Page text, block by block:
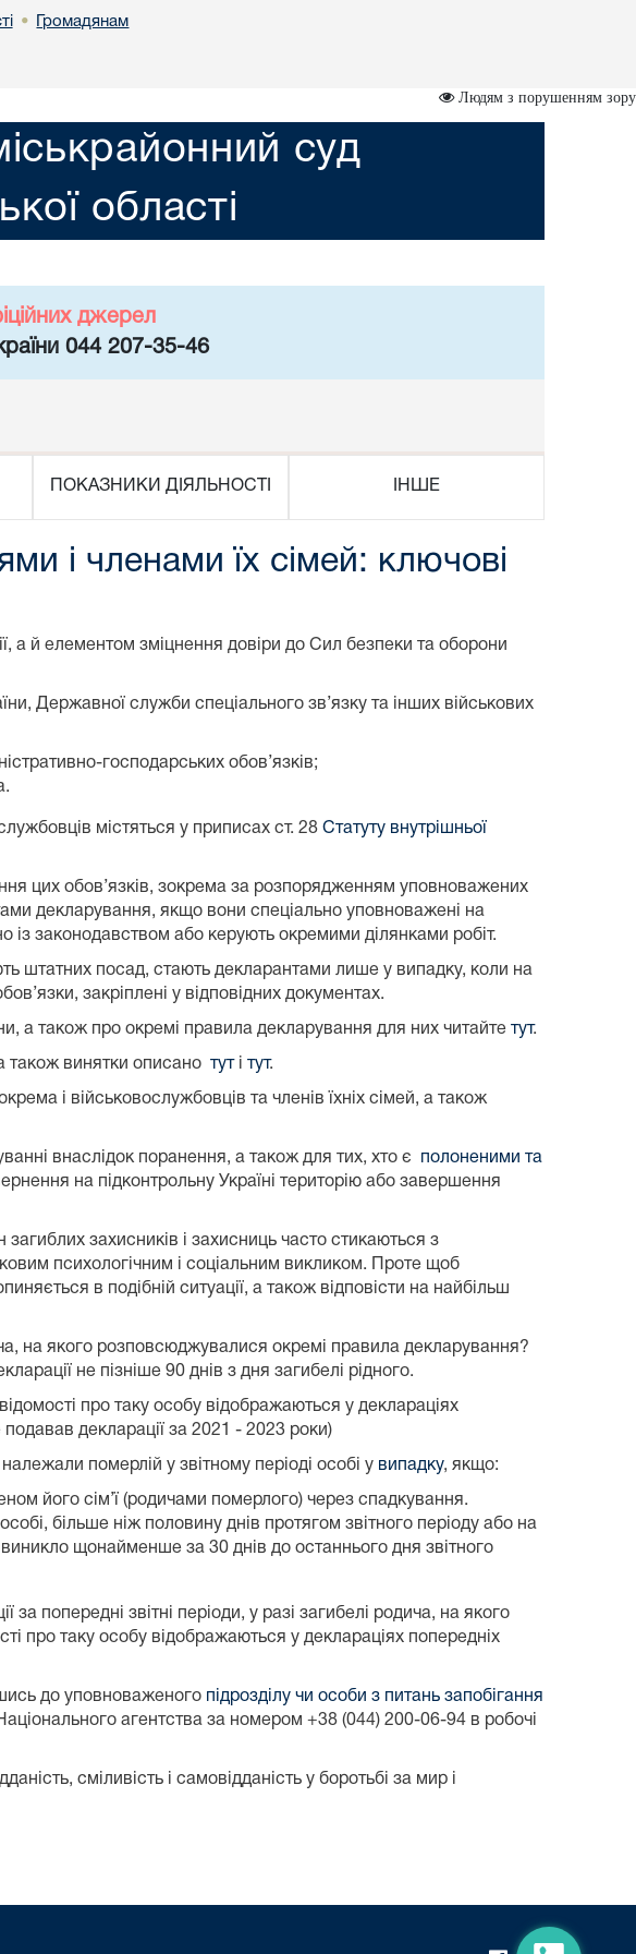
• Громадянам
Людям з порушенням зору
суд
області
джерел
044 207-35-46
ПОКАЗНИКИ ДІЯЛЬНОСТІ ІНШЕ
і членами їх сімей: ключові
а й елементом зміцнення довіри до Сил безпеки та оборони
Державної служби спеціального зв’язку та інших військових
господарських обов’язків;
містяться у приписах ст. 28 Статуту внутрішньої
цих обов’язків, зокрема за розпорядженням уповноважених
декларування, якщо вони спеціально уповноважені на
із законодавством або керують окремими ділянками робіт.
штатних посад, стають декларантами лише у випадку, коли на
закріплені у відповідних документах.
а також про окремі правила декларування для них читайте тут.
також винятки описано туті тут.
і військовослужбовців та членів їхніх сімей, а також
внаслідок поранення, а також для тих, хто є полоненими та
на підконтрольну Україні територію або завершення
захисників і захисниць часто стикаються з
психологічним і соціальним викликом. Проте щоб
в подібній ситуації, а також відповісти на найбільш
на якого розповсюджувалися окремі правила декларування?
не пізніше 90 днів з дня загибелі рідного.
про таку особу відображаються у деклараціях
декларації за 2021 - 2023 роки)
померлій у звітному періоді особі у випадку, якщо:
його сім’ї (родичами померлого) через спадкування.
більше ніж половину днів протягом звітного періоду або на
щонайменше за 30 днів до останнього дня звітного
попередні звітні періоди, у разі загибелі родича, на якого
про таку особу відображаються у деклараціях попередніх
до уповноваженого підрозділу чи особи з питань запобігання
агентства за номером +38 (044) 200-06-94 в робочі
сміливість і самовідданість у боротьбі за мир і